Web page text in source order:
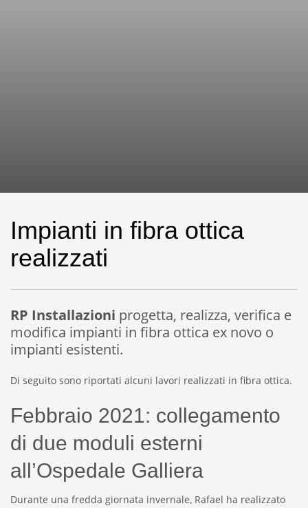
Impianti in fibra ottica
realizzati
RP Installazioni progetta, realizza, verifica e
modifica impianti in fibra ottica ex novo o
impianti esistenti.
Di seguito sono riportati alcuni lavori realizzati in fibra ottica.
Febbraio 2021: collegamento
di due moduli esterni
all’Ospedale Galliera
Durante una fredda giornata invernale, Rafael ha realizzato